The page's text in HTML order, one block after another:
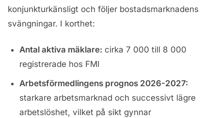
konjunkturkänsligt och följer bostadsmarknadens
svängningar. I korthet:
Antal aktiva mäklare: cirka 7 000 till 8 000
registrerade hos FMI
Arbetsförmedlingens prognos 2026-2027:
starkare arbetsmarknad och successivt lägre
arbetslöshet, vilket på sikt gynnar